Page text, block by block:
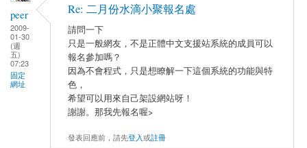
peer
2009-
01-30
(週
五)
07:23
固定
網址
Re: 二月份水滴小聚報名處
請問一下
只是一般網友，不是正體中文支援站系統的成員可以
報名參加嗎？
因為不會程式，只是想瞭解一下這個系統的功能與特
色，
希望可以用來自己架設網站呀！
謝謝。那我先報名喔>
發表回應前，請先登入或註冊